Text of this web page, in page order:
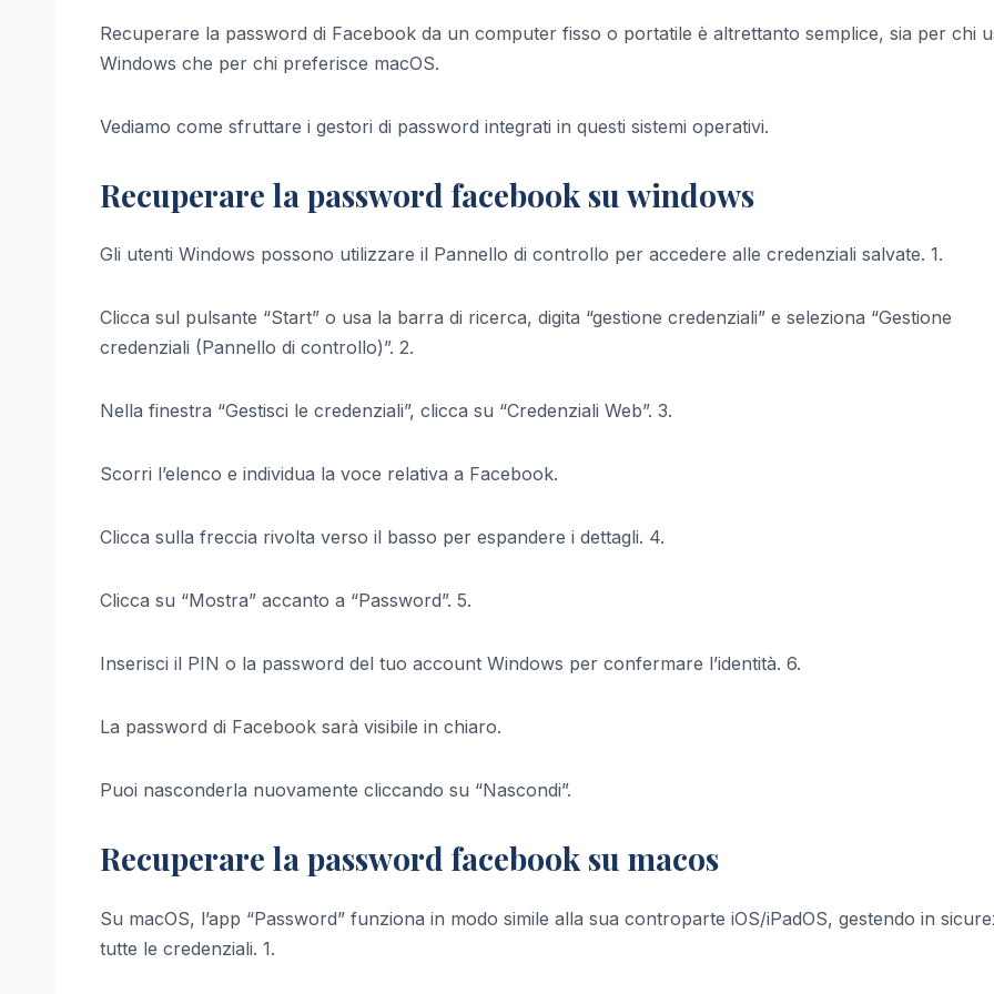
Recuperare la password di Facebook da un computer fisso o portatile è altrettanto semplice, sia per chi
Windows che per chi preferisce macOS.
Vediamo come sfruttare i gestori di password integrati in questi sistemi operativi.
Recuperare la password facebook su windows
Gli utenti Windows possono utilizzare il Pannello di controllo per accedere alle credenziali salvate. 1.
Clicca sul pulsante “Start” o usa la barra di ricerca, digita “gestione credenziali” e seleziona “Gestione
credenziali (Pannello di controllo)”. 2.
Nella finestra “Gestisci le credenziali”, clicca su “Credenziali Web”. 3.
Scorri l’elenco e individua la voce relativa a Facebook.
Clicca sulla freccia rivolta verso il basso per espandere i dettagli. 4.
Clicca su “Mostra” accanto a “Password”. 5.
Inserisci il PIN o la password del tuo account Windows per confermare l’identità. 6.
La password di Facebook sarà visibile in chiaro.
Puoi nasconderla nuovamente cliccando su “Nascondi”.
Recuperare la password facebook su macos
Su macOS, l’app “Password” funziona in modo simile alla sua controparte iOS/iPadOS, gestendo in
tutte le credenziali. 1.